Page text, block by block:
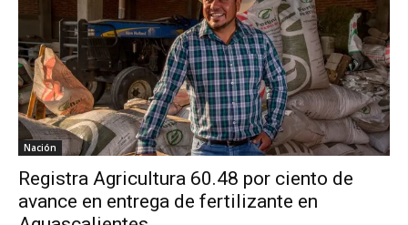
Nación
Registra Agricultura 60.48 por ciento de
avance en entrega de fertilizante en